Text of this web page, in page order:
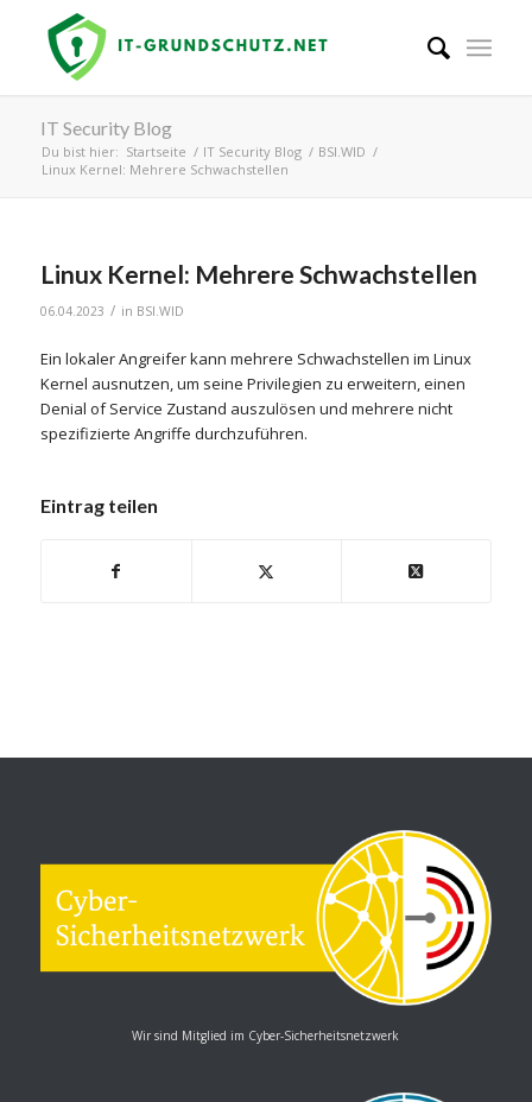
IT Security Blog
Du bist hier: Startseite / IT Security Blog / BSI.WID /
Linux Kernel: Mehrere Schwachstellen
Linux Kernel: Mehrere Schwachstellen
06.04.2023 / in BSI.WID
Ein lokaler Angreifer kann mehrere Schwachstellen im Linux
Kernel ausnutzen, um seine Privilegien zu erweitern, einen
Denial of Service Zustand auszulösen und mehrere nicht
spezifizierte Angriffe durchzuführen.
Eintrag teilen
Wir sind Mitglied im Cyber-Sicherheitsnetzwerk